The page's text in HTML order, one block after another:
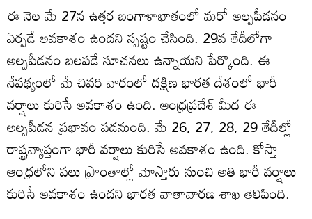
ఈ నెల మే 27న ఉత్తర బంగాళాఖాతంలో మరో అల్పపీడనం
ఏర్పడే అవకాశం ఉందని స్పష్టం చేసింది. 29వ తేదీలోగా
అల్పపీడనం బలపడే సూచనలు ఉన్నాయని పేర్కొంది. ఈ
నేపథ్యంలో మే చివరి వారంలో దక్షిణ భారత దేశంలో భారీ
వర్షాలు కురిసే అవకాశం ఉంది. ఆంధ్రప్రదేశ్ మీద ఈ
అల్పపీడన ప్రభావం పడనుంది. మే 26, 27, 28, 29 తేదీల్లో
రాష్ట్రవ్యాప్తంగా భారీ వర్షాలు కురిసే అవకాశం ఉంది. కోస్తా
ఆంధ్రలోని పలు ప్రాంతాల్లో మోస్తారు నుంచి అతి భారీ వర్షాలు
కురిసే అవకాశం ఉందని భారత వాతావారణ శాఖ తెలిపింది.